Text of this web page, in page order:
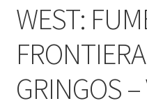
WEST:
GRINGOS